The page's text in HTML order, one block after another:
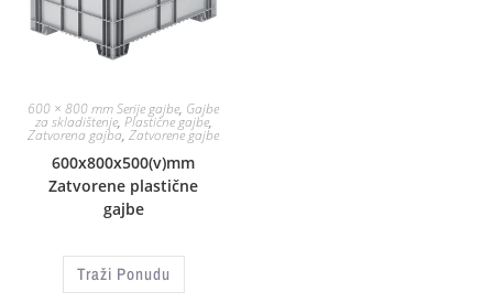
600 × 800 mm Serije gajbe, Gajbe
za skladištenje, Plastične gajbe,
Zatvorena gajba, Zatvorene gajbe
600x800x500(v)mm
Zatvorene plastične
gajbe
Traži Ponudu